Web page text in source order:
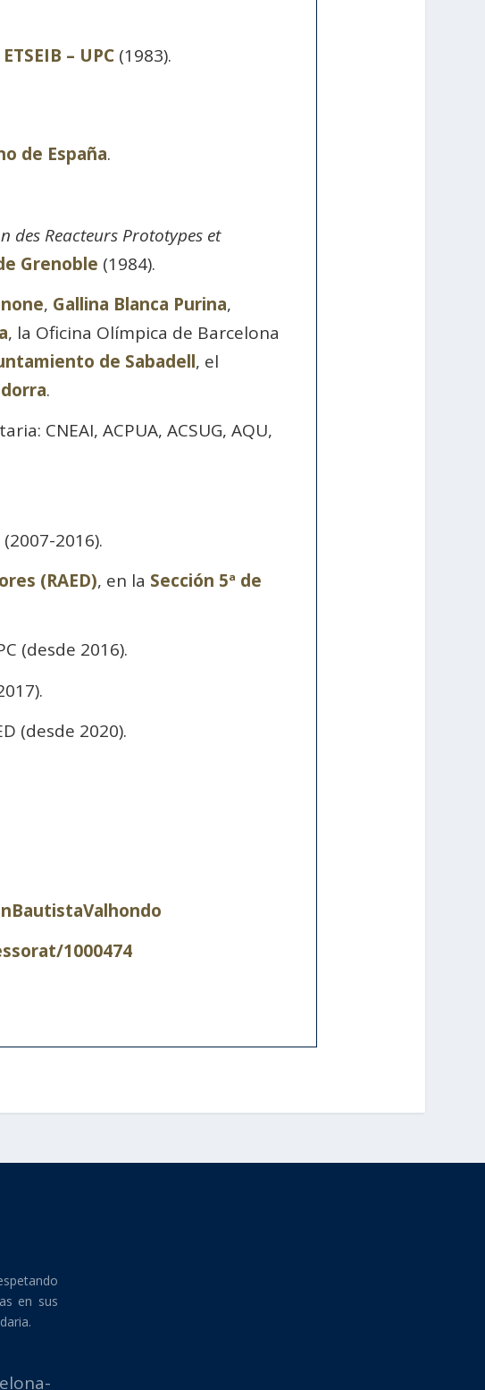
ETSEIB – UPC(1983).
de España.
des Reacteurs Prototypes et
Grenoble (1984).
, Gallina Blanca Purina,
, la Oficina Olímpica de Barcelona
de Sabadell, el
.
CNEAI, ACPUA, ACSUG, AQU,
(2007-2016).
(RAED), en la Sección 5ª de
(desde 2016).
(desde 2020).
1000474
en sus